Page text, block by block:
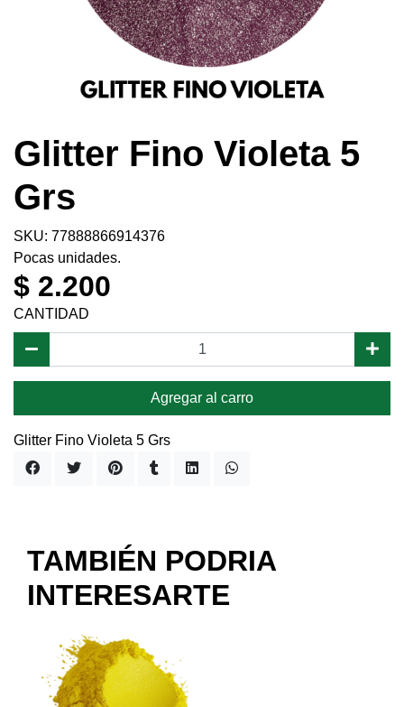
Glitter Fino Violeta 5
Grs
SKU: 77888866914376
Pocas unidades.
$ 2.200
CANTIDAD
Agregar al carro
Glitter Fino Violeta 5 Grs
TAMBIÉN PODRIA
INTERESARTE